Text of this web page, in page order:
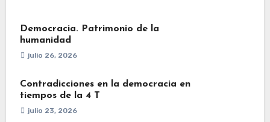
Democracia. Patrimonio de la
humanidad
julio 26, 2026
Contradicciones en la democracia en
tiempos de la 4 T
julio 23, 2026